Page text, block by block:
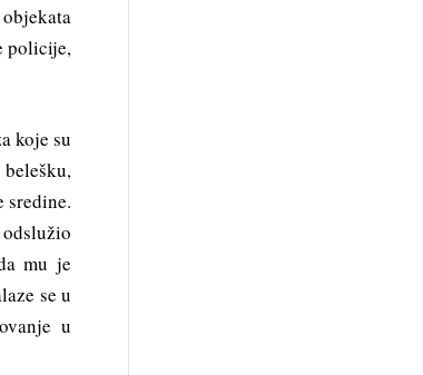
policije,
koje su
mu je
se u
u